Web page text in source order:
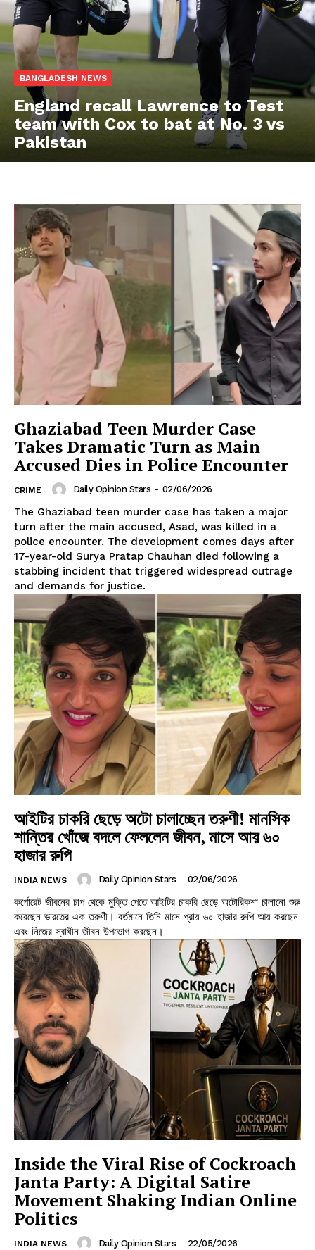
BANGLADESH NEWS
England recall Lawrence to Test
team with Cox to bat at No. 3 vs
Pakistan
Ghaziabad Teen Murder Case
Takes Dramatic Turn as Main
Accused Dies in Police Encounter
CRIME Daily Opinion Stars - 02/06/2026
The Ghaziabad teen murder case has taken a major
turn after the main accused, Asad, was killed in a
police encounter. The development comes days after
17-year-old Surya Pratap Chauhan died following a
stabbing incident that triggered widespread outrage
and demands for justice.
আইটির চাকরি ছেড়ে অটো চালাচ্ছেন তরুণী! মানসিক
শান্তির খোঁজে বদলে ফেললেন জীবন, মাসে আয় ৬০
হাজার রুপি
INDIA NEWS Daily Opinion Stars - 02/06/2026
কর্পোরেট জীবনের চাপ থেকে মুক্তি পেতে আইটির চাকরি ছেড়ে অটোরিকশা চালানো শুরু
করেছেন ভারতের এক তরুণী। বর্তমানে তিনি মাসে প্রায় ৬০ হাজার রুপি আয় করছেন
এবং নিজের স্বাধীন জীবন উপভোগ করছেন।
Inside the Viral Rise of Cockroach
Janta Party: A Digital Satire
Movement Shaking Indian Online
Politics
INDIA NEWS Daily Opinion Stars - 22/05/2026